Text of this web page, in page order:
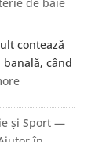
contează
când
:
câștigi,
de
și Sport —